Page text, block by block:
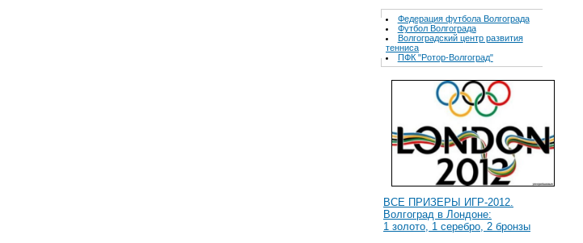
Федерация футбола Волгограда
Футбол Волгограда
Волгоградcкий центр развития
тенниса
ПФК "Ротор-Волгоград"
ВСЕ ПРИЗЕРЫ ИГР-2012.
Волгоград в Лондоне:
1 золото, 1 серебро, 2 бронзы